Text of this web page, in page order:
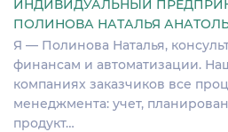
ИНДИВИДУАЛЬНЫЙ
ПОЛИНОВА НАТАЛЬЯ
Я — Полинова Наталья,
финансам и автоматизации.
компаниях заказчиков все
менеджмента: учет,
продукт…